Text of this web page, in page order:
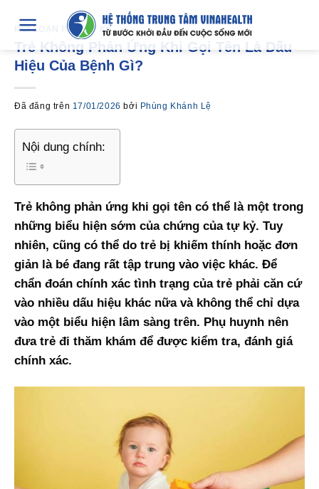
dung
RỐI LOẠN PHỔ TỰ KỶ
Trẻ Không Phản Ứng Khi Gọi Tên Là Dấu
Hiệu Của Bệnh Gì?
Đã đăng trên 17/01/2026 bởi Phùng Khánh Lệ
Nội dung chính:
Trẻ không phản ứng khi gọi tên có thể là một trong
những biểu hiện sớm của chứng của tự kỷ. Tuy
nhiên, cũng có thể do trẻ bị khiếm thính hoặc đơn
giản là bé đang rất tập trung vào việc khác. Để
chẩn đoán chính xác tình trạng của trẻ phải căn cứ
vào nhiều dấu hiệu khác nữa và không thể chỉ dựa
vào một biểu hiện lâm sàng trên. Phụ huynh nên
đưa trẻ đi thăm khám để được kiểm tra, đánh giá
chính xác.